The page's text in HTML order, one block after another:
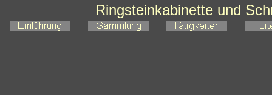
Ringsteinkabinette und